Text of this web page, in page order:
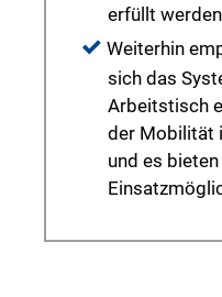
erfüllt
Weiterhin
sich das
Arbeitstisch
der Mobilität
und es